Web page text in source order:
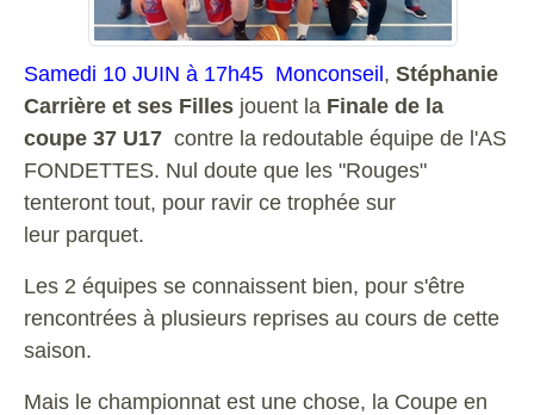
Samedi 10 JUIN à 17h45 Monconseil , Stéphanie
Carrière et ses Filles jouent la Finale de la
coupe 37 U17 contre la redoutable équipe de l'AS
FONDETTES. Nul doute que les "Rouges"
tenteront tout, pour ravir ce trophée sur
leur parquet.
Les 2 équipes se connaissent bien, pour s'être
rencontrées à plusieurs reprises au cours de cette
saison.
Mais le championnat est une chose, la Coupe en